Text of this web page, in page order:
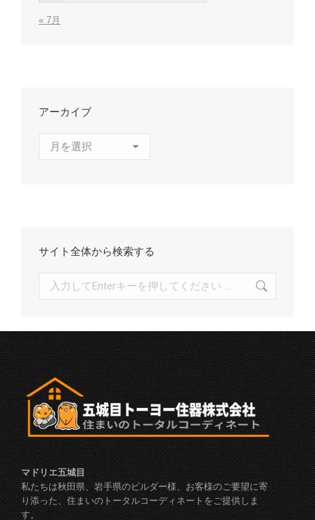
« 7月
アーカイブ
サイト全体から検索する
マドリエ五城目
私たちは秋田県、岩手県のビルダー様、お客様のご要望に寄
り添った、住まいのトータルコーディネートをご提供しま
す。